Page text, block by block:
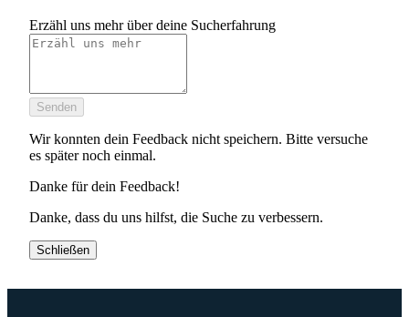
Erzähl uns mehr über deine Sucherfahrung
Senden
Wir konnten dein Feedback nicht speichern. Bitte versuche
es später noch einmal.
Danke für dein Feedback!
Danke, dass du uns hilfst, die Suche zu verbessern.
Schließen